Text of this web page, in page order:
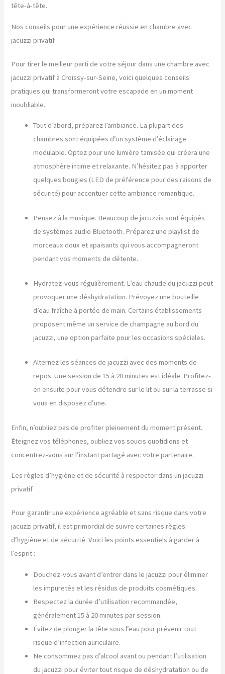
tête-à-tête.
Nos conseils pour une expérience réussie en chambre avec
jacuzzi privatif
Pour tirer le meilleur parti de votre séjour dans une chambre avec
jacuzzi privatif à Croissy-sur-Seine, voici quelques conseils
pratiques qui transformeront votre escapade en un moment
inoubliable.
Tout d’abord, préparez l’ambiance. La plupart des
chambres sont équipées d’un système d’éclairage
modulable. Optez pour une lumière tamisée qui créera une
atmosphère intime et relaxante. N’hésitez pas à apporter
quelques bougies (LED de préférence pour des raisons de
sécurité) pour accentuer cette ambiance romantique.
Pensez à la musique. Beaucoup de jacuzzis sont équipés
de systèmes audio Bluetooth. Préparez une playlist de
morceaux doux et apaisants qui vous accompagneront
pendant vos moments de détente.
Hydratez-vous régulièrement. L’eau chaude du jacuzzi peut
provoquer une déshydratation. Prévoyez une bouteille
d’eau fraîche à portée de main. Certains établissements
proposent même un service de champagne au bord du
jacuzzi, une option parfaite pour les occasions spéciales.
Alternez les séances de jacuzzi avec des moments de
repos. Une session de 15 à 20 minutes est idéale. Profitez-
en ensuite pour vous détendre sur le lit ou sur la terrasse si
vous en disposez d’une.
Enfin, n’oubliez pas de profiter pleinement du moment présent.
Éteignez vos téléphones, oubliez vos soucis quotidiens et
concentrez-vous sur l’instant partagé avec votre partenaire.
Les règles d’hygiène et de sécurité à respecter dans un jacuzzi
privatif
Pour garantir une expérience agréable et sans risque dans votre
jacuzzi privatif, il est primordial de suivre certaines règles
d’hygiène et de sécurité. Voici les points essentiels à garder à
l’esprit :
Douchez-vous avant d’entrer dans le jacuzzi pour éliminer
les impuretés et les résidus de produits cosmétiques.
Respectez la durée d’utilisation recommandée,
généralement 15 à 20 minutes par session.
Évitez de plonger la tête sous l’eau pour prévenir tout
risque d’infection auriculaire.
Ne consommez pas d’alcool avant ou pendant l’utilisation
du jacuzzi pour éviter tout risque de déshydratation ou de